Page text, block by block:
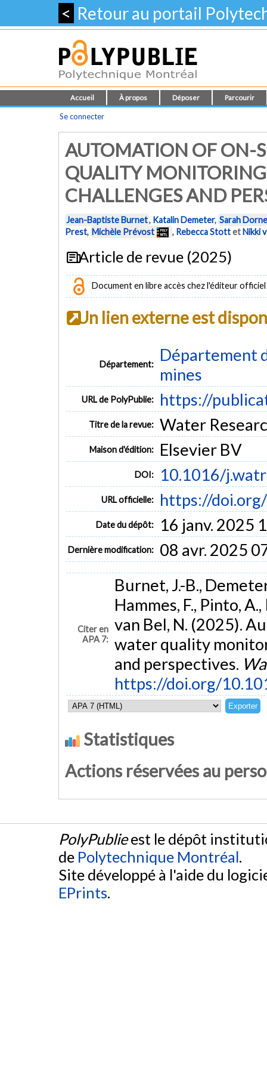
< Retour au portail
Accueil À propos Déposer Parcourir
Se connecter
AUTOMATION OF ON-
QUALITY
CHALLENGES AND
Jean-Baptiste Burnet, Katalin Demeter, Sarah
Prest, Michèle Prévost , Rebecca StottetNikki
Article de revue (2025)
Document en libre accès chez l'éditeur officiel
Un lien externe est
Département:
Département
mines
URL de PolyPublie: https://
Titre de la revue: Water
Maison d'édition: Elsevier BV
DOI: 10.1016/
URL officielle: https://
Date du dépôt: 16 janv. 2025
Dernière modification: 08 avr. 2025
Citer en
APA 7:
Burnet, J.-B.,
Hammes, F., Pinto,
van Bel, N. (2025).
water quality
and perspectives.
https://doi.org/
Statistiques
Actions réservées au
PolyPublieest le dépôt
de Polytechnique Montréal.
Site développé à l'aide du
EPrints.